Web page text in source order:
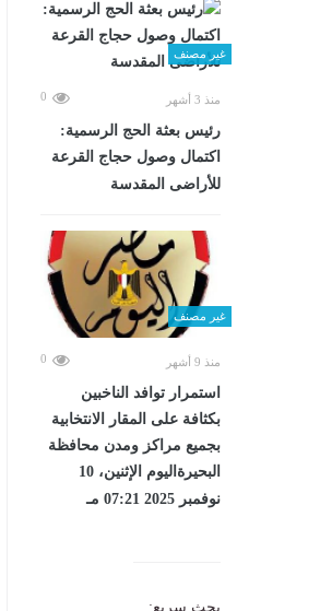
غير مصنف
منذ 3 أشهر 0
رئيس بعثة الحج الرسمية:
اكتمال وصول حجاج القرعة
للأراضى المقدسة
غير مصنف
منذ 9 أشهر 0
استمرار توافد الناخبين
بكثافة على المقار الانتخابية
بجميع مراكز ومدن محافظة
البحيرةاليوم الإثنين، 10
نوفمبر 2025 07:21 مـ
بحث سريع: